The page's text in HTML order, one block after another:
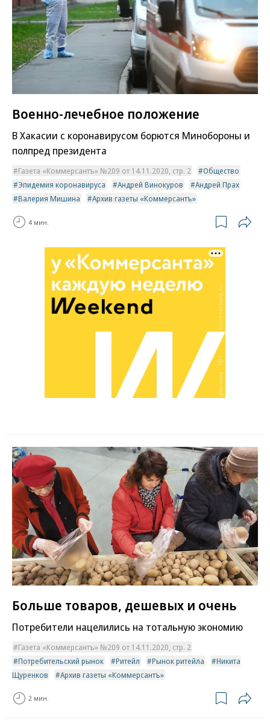
Военно-лечебное положение
В Хакасии с коронавирусом борются Минобороны и
полпред президента
Газета «Коммерсантъ» №209 от 14.11.2020, стр. 2
Общество
Эпидемия коронавируса
Андрей Винокуров
Андрей Прах
Валерия Мишина
Архив газеты «Коммерсантъ»
4 мин.
Больше товаров, дешевых и очень
Потребители нацелились на тотальную экономию
Газета «Коммерсантъ» №209 от 14.11.2020, стр. 2
Потребительский рынок
Ритейл Рынок ритейла
Никита
Щуренков
Архив газеты «Коммерсантъ»
2 мин.